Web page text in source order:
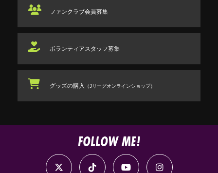
ファンクラブ会員募集
ボランティアスタッフ募集
グッズの購入 （Jリーグオンラインショップ）
FOLLOW ME!